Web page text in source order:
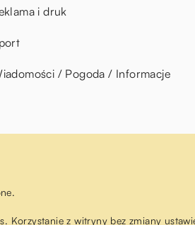
i druk
/ Pogoda / Informacje
Korzystanie z witryny bez zmiany